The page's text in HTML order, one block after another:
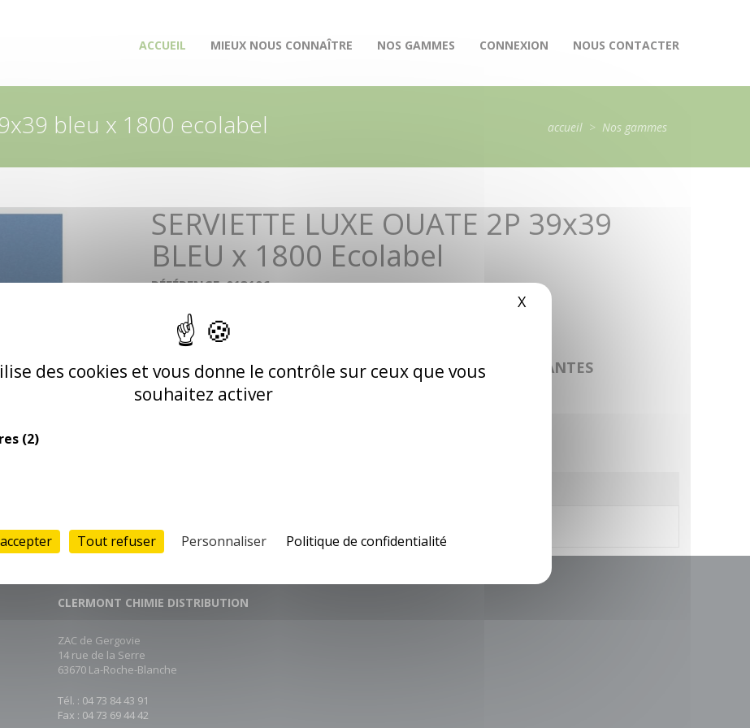
des cookies et vous donne le contrôle sur ceux que vous
souhaitez activer
(2)
Tout refuser Personnaliser Politique de confidentialité
X Masquer le bandeau des
ACCUEIL (CURRENT)
MIEUX NOUS CONNAÎTRE NOS GAMMES CONNEXION NOUS CONTACTER
bleu x 1800 ecolabel accueil > Nos gammes
SERVIETTE LUXE OUATE 2P 39x39
BLEU x 1800 Ecolabel
RÉFÉRENCE: 013196
55 g/m2 (blanc) et 60 g/m2 (couleurs).
Toucher tissu, résistance exceptionnelle.
Coloris unis, pliage en 4.
RETROUVEZ CE PRODUIT DANS LES CATÉGORIES SUIVANTES
CLERMONT CHIMIE DISTRIBUTION
ZAC de Gergovie
14 rue de la Serre
63670 La-Roche-Blanche
Tél. : 04 73 84 43 91
Fax : 04 73 69 44 42